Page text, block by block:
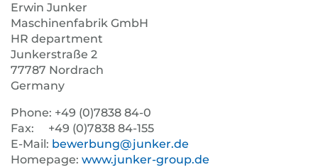
Erwin Junker
Maschinenfabrik GmbH
HR department
Junkerstraße 2
77787 Nordrach
Germany
Phone: +49 (0)7838 84-0
Fax: +49 (0)7838 84-155
E-Mail: bewerbung@junker.de
Homepage: www.junker-group.de